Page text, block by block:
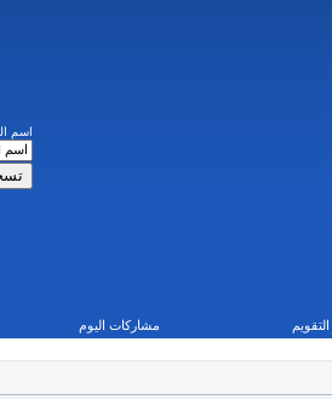
اسم
التقويم مشاركات اليوم